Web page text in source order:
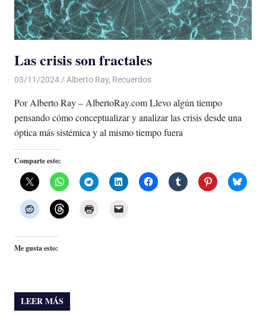
Las crisis son fractales
03/11/2024 De todo un Poco
Alberto Ray, Recuerdos
Por Alberto Ray – AlbertoRay.com Llevo algún tiempo
pensando cómo conceptualizar y analizar las crisis desde una
óptica más sistémica y al mismo tiempo fuera
Comparte esto:
Me gusta esto:
LEER MÁS